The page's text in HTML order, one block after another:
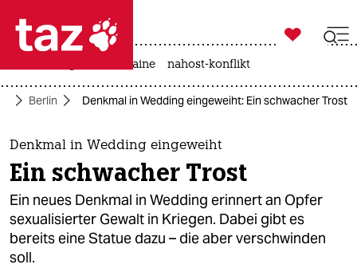
 taz zahl ich
taz zahl ich
themen
politik
öko
gesellschaft

taz zahl ich
krieg in der ukraine nahost-konflikt
Berlin Denkmal in Wedding eingeweiht: Ein schwacher Trost
Denkmal in Wedding eingeweiht
Ein schwacher Trost
Ein neues Denkmal in Wedding erinnert an Opfer
sexualisierter Gewalt in Kriegen. Dabei gibt es
bereits eine Statue dazu – die aber verschwinden
soll.